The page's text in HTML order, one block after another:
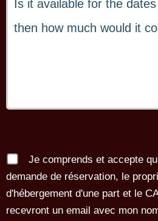
Je comprends et accepte
demande de réservation, le
d'hébergement d'une part et le
recevront un email avec mon